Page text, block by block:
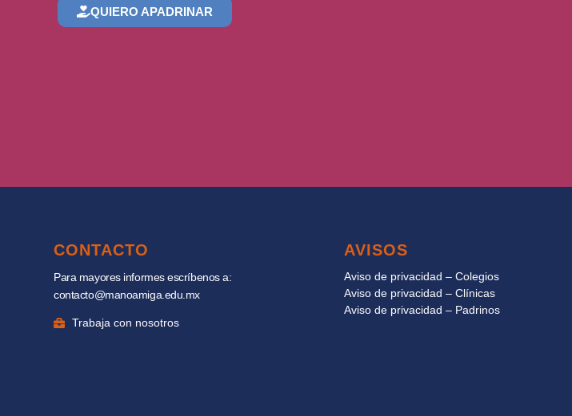
QUIERO APADRINAR
CONTACTO
Para mayores informes escríbenos a:
contacto@manoamiga.edu.mx
Trabaja con nosotros
AVISOS
Aviso de privacidad – Colegios
Aviso de privacidad – Clínicas
Aviso de privacidad – Padrinos